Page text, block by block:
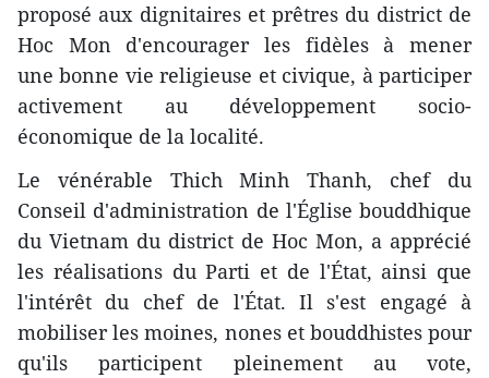
proposé aux dignitaires et prêtres du district de
Hoc Mon d'encourager les fidèles à mener
une bonne vie religieuse et civique, à participer
activement au développement socio-
économique de la localité.
Le vénérable Thich Minh Thanh, chef du
Conseil d'administration de l'Église bouddhique
du Vietnam du district de Hoc Mon, a apprécié
les réalisations du Parti et de l'État, ainsi que
l'intérêt du chef de l'État. Il s'est engagé à
mobiliser les moines, nones et bouddhistes pour
qu'ils participent pleinement au vote,